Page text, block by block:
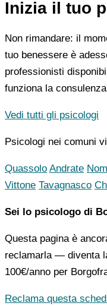
Inizia il tuo
Non rimandare: il
tuo benessere è
professionisti
funziona la
Vedi tutti gli psicologi
Psicologi nei comuni
Quassolo Andrate
Vittone Tavagnasco
Sei lo psicologo di
Questa pagina è
reclamarla — diventa
100€/anno per
Reclama questa